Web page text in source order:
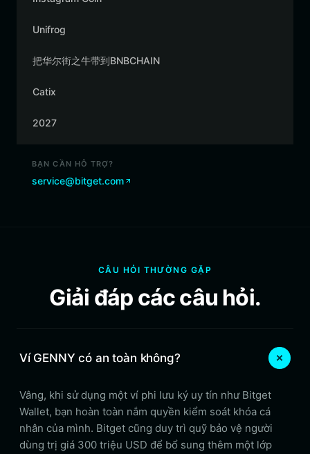
Unifrog
把华尔街之牛带到BNBCHAIN
Catix
2027
BẠN CẦN HỖ TRỢ?
service@bitget.com
CÂU HỎI THƯỜNG GẶP
Giải đáp các câu hỏi.
Ví GENNY có an toàn không?
Vâng, khi sử dụng một ví phi lưu ký uy tín như Bitget
Wallet, bạn hoàn toàn nắm quyền kiểm soát khóa cá
nhân của mình. Bitget cũng duy trì quỹ bảo vệ người
dùng trị giá 300 triệu USD để bổ sung thêm một lớp